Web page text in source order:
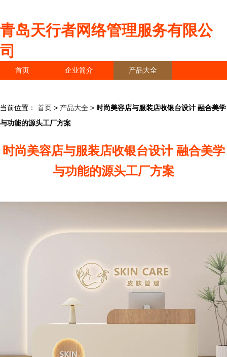
青岛天行者网络管理服务有限公
司
首页 企业简介 产品大全
当前位置： 首页 > 产品大全 > 时尚美容店与服装店收银台设计 融合美学
与功能的源头工厂方案
时尚美容店与服装店收银台设计 融合美学
与功能的源头工厂方案